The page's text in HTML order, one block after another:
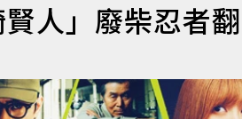
人」廢柴忍者